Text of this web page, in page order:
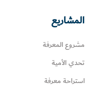
المشاريع
مشروع المعرفة
تحدي الأمية
استراحة معرفة